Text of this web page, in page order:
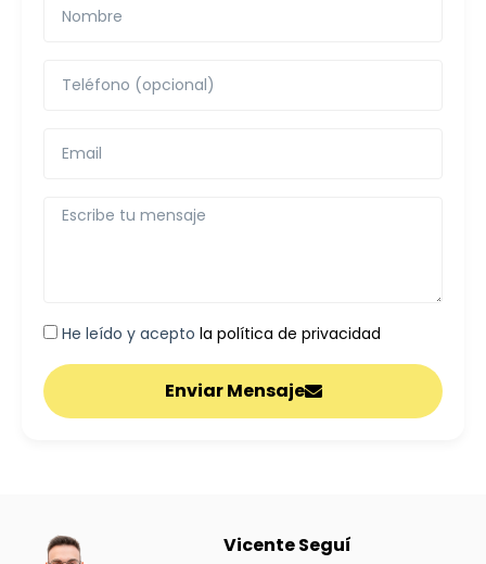
He leído y acepto la política de privacidad
Enviar Mensaje
Vicente Seguí